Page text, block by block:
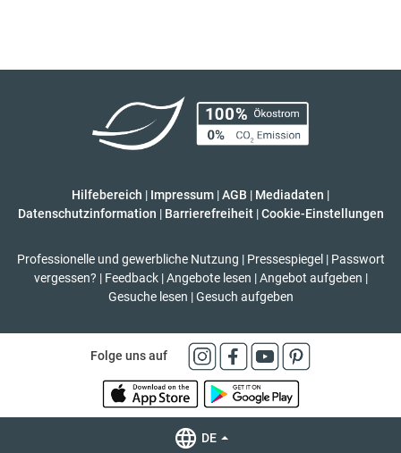
Hilfebereich | Impressum |AGB | Mediadaten |
Datenschutzinformation | Barrierefreiheit | Cookie-Einstellungen
Professionelle und gewerbliche Nutzung | Pressespiegel | Passwort
vergessen? | Feedback | Angebote lesen | Angebot aufgeben |
Gesuche lesen | Gesuch aufgeben
Folge uns auf
DE